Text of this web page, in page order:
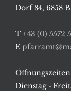
Dorf 84, 6858
T +43 (0) 5572
E
Dienstag -